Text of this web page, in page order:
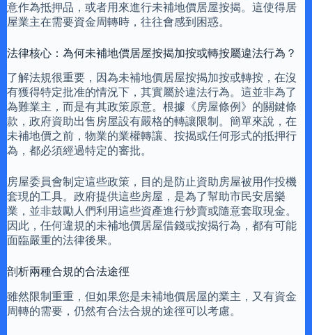
意作為抵押品，或者用來進行未補地價居屋按揭。這使得居
屋業主在需要資金周轉時，往往會感到困惑。
法律核心：為何未補地價居屋按揭加按或轉按屬違法行為？
了解法規很重要，因為未補地價居屋按揭加按或轉按，在沒
有獲得特定批准的情況下，其實屬於違法行為。這並非為了
為難業主，而是有其政策原意。根據《房屋條例》的關鍵條
款，政府資助出售房屋設有嚴格的轉讓限制。簡單來說，在
未補地價之前，物業的業權轉讓、按揭或任何形式的抵押行
為，都必須經過特定的審批。
房屋委員會制定這些政策，目的是防止資助房屋被用作投機
套現的工具。政府提供這些房屋，是為了幫助市民安居樂
業，並非鼓勵人們利用這些資產進行炒賣或隨意套取現金。
因此，任何違規的未補地價居屋借錢或按揭行為，都有可能
面臨嚴重的法律後果。
剖析兩種合規的合法途徑
雖然限制重重，但如果您是未補地價居屋的業主，又有資金
周轉的需要，仍然有合法合規的途徑可以考慮。